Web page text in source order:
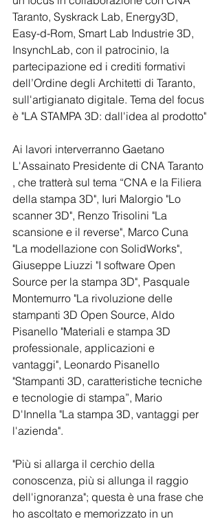
Taranto, Syskrack Lab, Energy3D,
Easy-d-Rom, Smart Lab Industrie 3D,
InsynchLab, con il patrocinio, la
partecipazione ed i crediti formativi
dell’Ordine degli Architetti di Taranto,
sull'artigianato digitale. Tema del focus
è "LA STAMPA 3D: dall'idea al prodotto"
Ai lavori interverranno Gaetano
L'Assainato Presidente di CNA Taranto
, che tratterà sul tema “CNA e la Filiera
della stampa 3D", Iuri Malorgio "Lo
scanner 3D", Renzo Trisolini "La
scansione e il reverse", Marco Cuna
"La modellazione con SolidWorks",
Giuseppe Liuzzi "I software Open
Source per la stampa 3D", Pasquale
Montemurro "La rivoluzione delle
stampanti 3D Open Source, Aldo
Pisanello "Materiali e stampa 3D
professionale, applicazioni e
vantaggi", Leonardo Pisanello
"Stampanti 3D, caratteristiche tecniche
e tecnologie di stampa”, Mario
D'Innella "La stampa 3D, vantaggi per
l'azienda".
"Più si allarga il cerchio della
conoscenza, più si allunga il raggio
dell'ignoranza"; questa è una frase che
ho ascoltato e memorizzato in un